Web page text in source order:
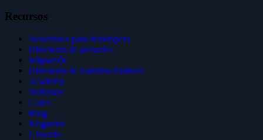
Recursos
Soluciones para developers
Directorio de asesorías
Migración
Directorio de Solution Partners
Academy
Webinars
Guías
Blog
Magazine
Glosario